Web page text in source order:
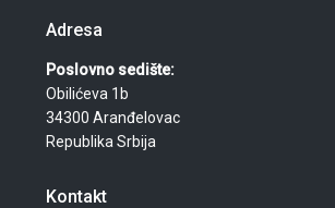
Adresa
Poslovno sedište:
Obilićeva 1b
34300 Aranđelovac
Republika Srbija
Kontakt